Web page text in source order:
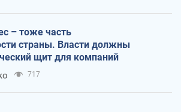
– тоже часть
страны. Власти должны
щит для компаний
717